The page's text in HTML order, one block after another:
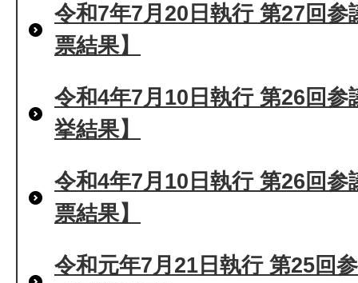
令和7年7月20日執行 第27回参
票結果】
令和4年7月10日執行 第26回参
挙結果】
令和4年7月10日執行 第26回参
票結果】
令和元年7月21日執行 第25回